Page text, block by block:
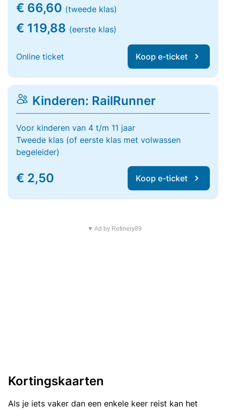
€ 66,60 (tweede klas)
€ 119,88 (eerste klas)
Online ticket Koop e-ticket
Kinderen: RailRunner
Voor kinderen van 4 t/m 11 jaar
Tweede klas (of eerste klas met volwassen
begeleider)
€ 2,50 Koop e-ticket
▼ Ad by Refinery89
Kortingskaarten
Als je iets vaker dan een enkele keer reist kan het